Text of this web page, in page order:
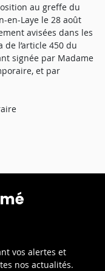
au greffe du
en-Laye le 28 août
avisées dans les
l’article 450 du
signée par Madame
et par
vos alertes et
nos actualités.